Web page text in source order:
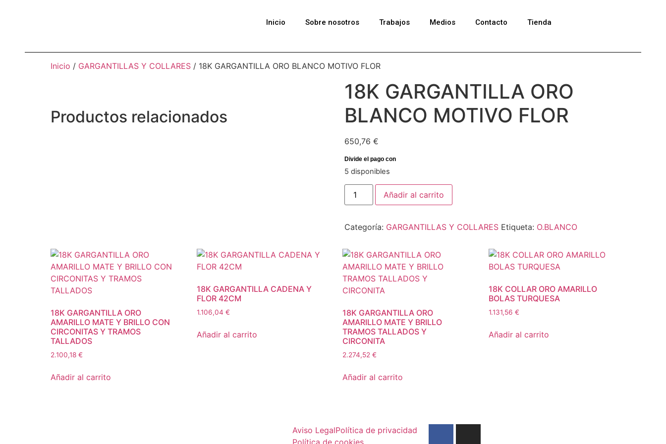
Inicio Sobre nosotros Trabajos Medios Contacto Tienda
Inicio / GARGANTILLAS Y COLLARES / 18K GARGANTILLA ORO BLANCO MOTIVO FLOR
18K GARGANTILLA ORO
BLANCO MOTIVO FLOR
650,76 €
5 disponibles
Añadir al carrito
Categoría: GARGANTILLAS Y COLLARES Etiqueta: O.BLANCO
Productos relacionados
18K GARGANTILLA ORO
AMARILLO MATE Y BRILLO CON
CIRCONITAS Y TRAMOS
TALLADOS
2.100,18 €
Añadir al carrito
18K GARGANTILLA CADENA Y
FLOR 42CM
1.106,04 €
Añadir al carrito
18K GARGANTILLA ORO
AMARILLO MATE Y BRILLO
TRAMOS TALLADOS Y
CIRCONITA
2.274,52€
Añadir al carrito
18K COLLAR ORO AMARILLO
BOLAS TURQUESA
1.131,56€
Añadir al carrito
Aviso LegalPolítica de privacidad